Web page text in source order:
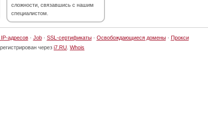
сложности, связавшись с нашим
специалистом.
адресов· Job· SSL-сертификаты· Освобождающиеся домены· Прокси
через i7.RU Whois